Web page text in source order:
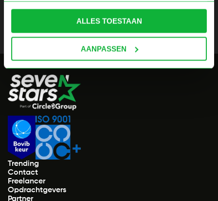
ALLES TOESTAAN
AANPASSEN
Trending
Contact
Freelancer
Opdrachtgevers
Partner